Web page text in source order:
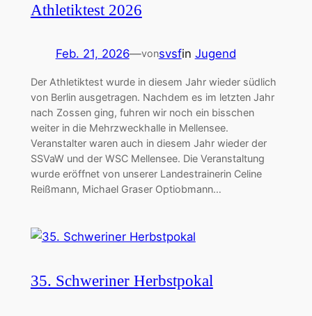
Athletiktest 2026
Feb. 21, 2026—vonsvsfin Jugend
Der Athletiktest wurde in diesem Jahr wieder südlich
von Berlin ausgetragen. Nachdem es im letzten Jahr
nach Zossen ging, fuhren wir noch ein bisschen
weiter in die Mehrzweckhalle in Mellensee.
Veranstalter waren auch in diesem Jahr wieder der
SSVaW und der WSC Mellensee. Die Veranstaltung
wurde eröffnet von unserer Landestrainerin Celine
Reißmann, Michael Graser Optiobmann…
35. Schweriner Herbstpokal